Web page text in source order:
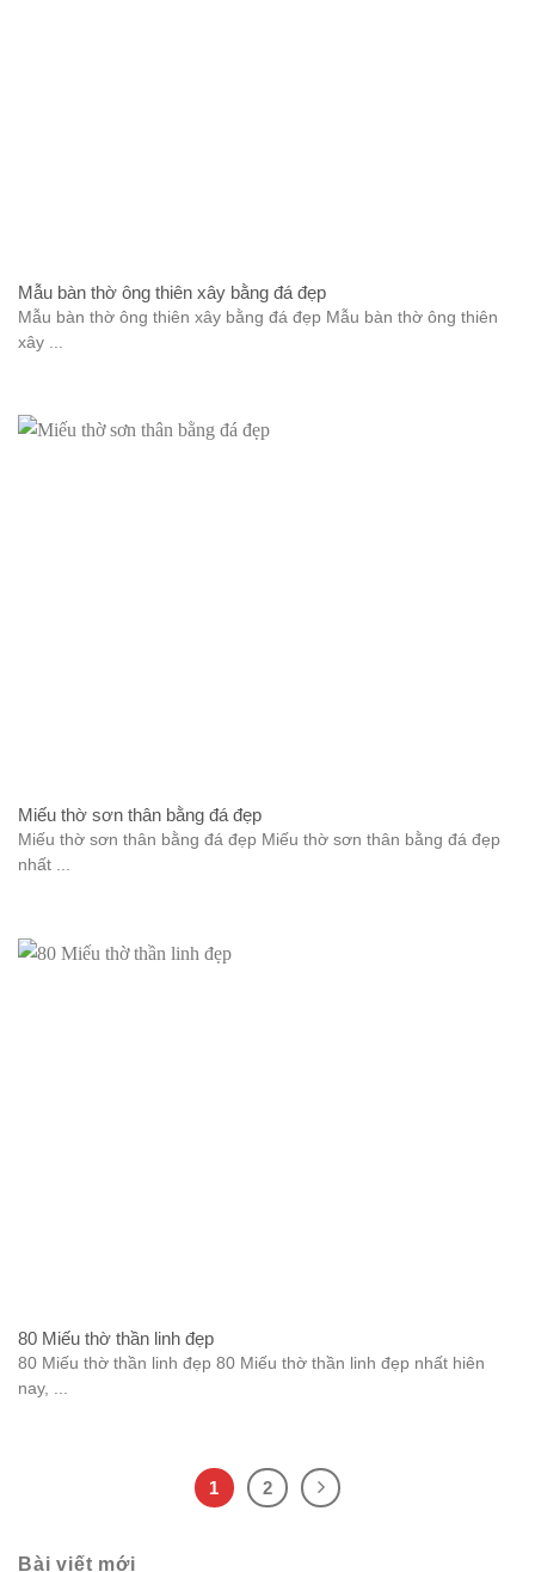
Mẫu bàn thờ ông thiên xây bằng đá đẹp
Mẫu bàn thờ ông thiên xây bằng đá đẹp Mẫu bàn thờ ông thiên
xây ...
Miếu thờ sơn thân bằng đá đẹp
Miếu thờ sơn thân bằng đá đẹp Miếu thờ sơn thân bằng đá đẹp
nhất ...
80 Miếu thờ thần linh đẹp
80 Miếu thờ thần linh đẹp 80 Miếu thờ thần linh đẹp nhất hiên
nay, ...
1 2
Bài viết mới